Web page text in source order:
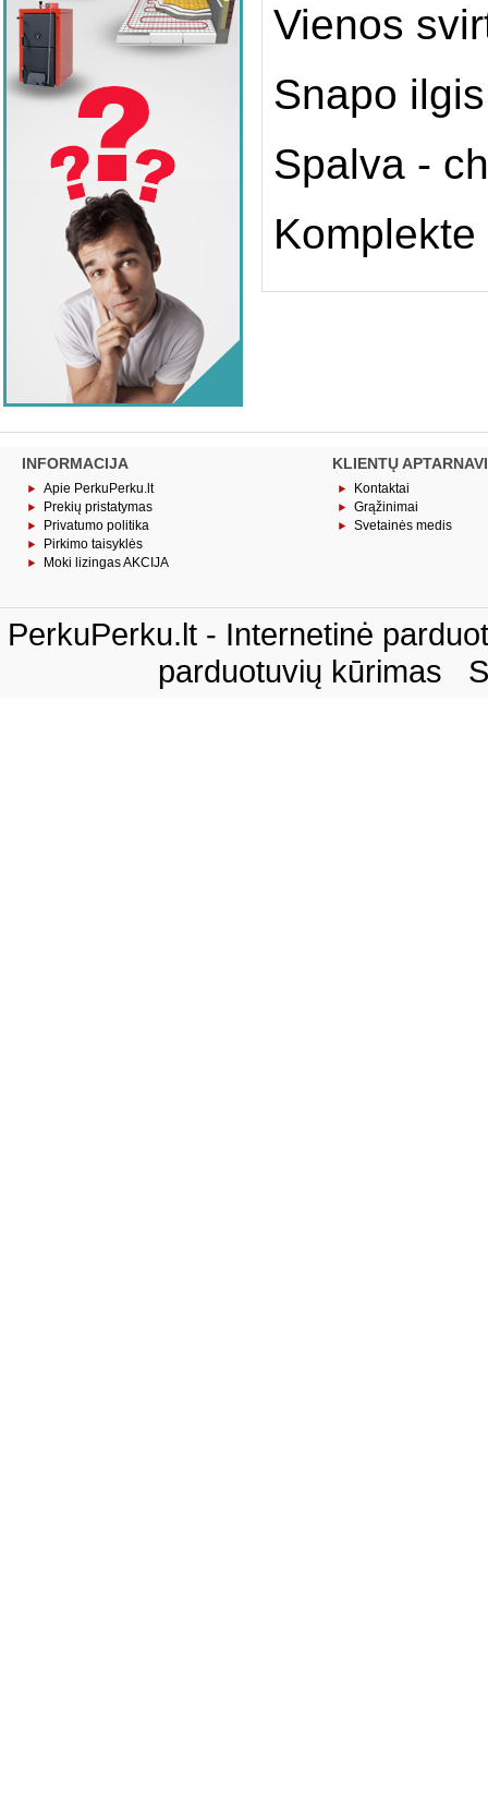
Vienos
Snapo
Spalva -
INFORMACIJA
Apie PerkuPerku.lt
Prekių pristatymas
Privatumo politika
Pirkimo taisyklės
Moki lizingas AKCIJA
KLIENTŲ
Kontaktai
Grąžinimai
Svetainės medis
PerkuPerku.lt - Internetinė
parduotuvių kūrimas